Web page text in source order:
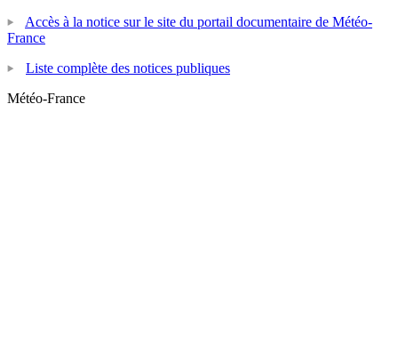
Accès à la notice sur le site du portail documentaire de Météo-
France
Liste complète des notices publiques
Météo-France